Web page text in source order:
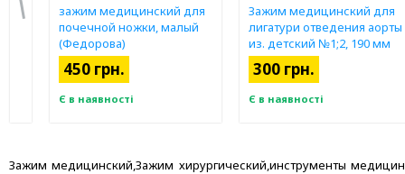
зажим медицинский для
почечной ножки, малый
(Федорова)
450 грн.
Є в наявності
Зажим медицинский для
лигатури отведения аорты
из. детский №1;2, 190 мм
З-132
300 грн.
Є в наявності
Зажим медицинский,Зажим хирургический,инструменты